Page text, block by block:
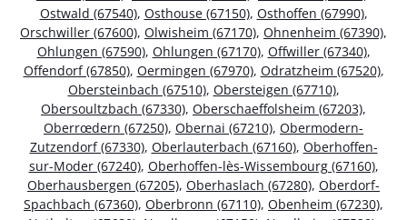
Ostwald (67540), Osthouse (67150), Osthoffen (67990),
Orschwiller (67600), Olwisheim (67170), Ohnenheim (67390),
Ohlungen (67590), Ohlungen (67170), Offwiller (67340),
Offendorf (67850), Oermingen (67970), Odratzheim (67520),
Obersteinbach (67510), Obersteigen (67710),
Obersoultzbach (67330), Oberschaeffolsheim (67203),
Oberrœdern (67250), Obernai (67210), Obermodern-
Zutzendorf (67330), Oberlauterbach (67160), Oberhoffen-
sur-Moder (67240), Oberhoffen-lès-Wissembourg (67160),
Oberhausbergen (67205), Oberhaslach (67280), Oberdorf-
Spachbach (67360), Oberbronn (67110), Obenheim (67230),